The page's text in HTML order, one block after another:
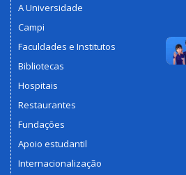
A Universidade
Campi
Faculdades e Institutos
Bibliotecas
Hospitais
Restaurantes
Fundações
Apoio estudantil
Internacionalização